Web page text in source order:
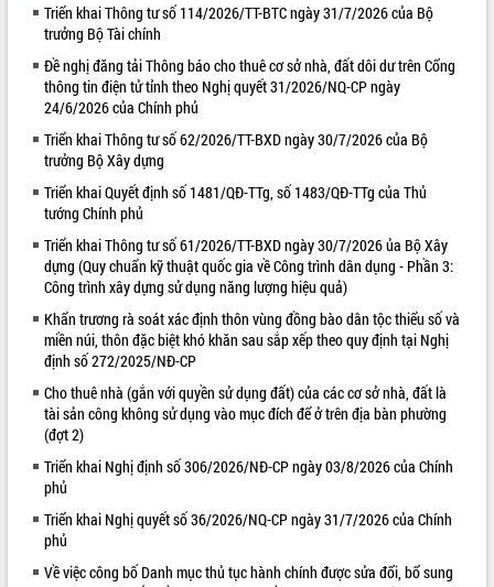
Lễ truy tặng danh hiệu “Bà Mẹ Việt
Nam Anh hùng” và trao Huân chương
Lao động
UBND tỉnh Đắk Lắk triển khai nhiệm
vụ 6 tháng cuối năm 2026
Kỳ họp thứ Hai, Hội đồng nhân dân
tỉnh khóa XI quyết nghị nhiều nội dung
quan trọng
Bí thư Tỉnh ủy Lương Nguyễn Minh
cách mạng
ALBUM ẢNH
Triển khai Thông tư số 114/2026/TT-BTC ngày 31/7/2026 của Bộ
trưởng Bộ Tài chính
Đề nghị đăng tải Thông báo cho thuê cơ sở nhà, đất dôi dư trên Cổng
thông tin điện tử tỉnh theo Nghị quyết 31/2026/NQ-CP ngày
24/6/2026 của Chính phủ
Triển khai Thông tư số 62/2026/TT-BXD ngày 30/7/2026 của Bộ
trưởng Bộ Xây dựng
Triển khai Quyết định số 1481/QĐ-TTg, số 1483/QĐ-TTg của Thủ
tướng Chính phủ
Triển khai Thông tư số 61/2026/TT-BXD ngày 30/7/2026 ủa Bộ Xây
dựng (Quy chuẩn kỹ thuật quốc gia về Công trình dân dụng - Phần 3:
Công trình xây dựng sử dụng năng lượng hiệu quả)
Khẩn trương rà soát xác định thôn vùng đồng bào dân tộc thiểu số và
miền núi, thôn đặc biệt khó khăn sau sắp xếp theo quy định tại Nghị
định số 272/2025/NĐ-CP
Cho thuê nhà (gắn với quyền sử dụng đất) của các cơ sở nhà, đất là
tài sản công không sử dụng vào mục đích để ở trên địa bàn phường
(đợt 2)
Triển khai Nghị định số 306/2026/NĐ-CP ngày 03/8/2026 của Chính
phủ
Triển khai Nghị quyết số 36/2026/NQ-CP ngày 31/7/2026 của Chính
phủ
Về việc công bố Danh mục thủ tục hành chính được sửa đổi, bổ sung